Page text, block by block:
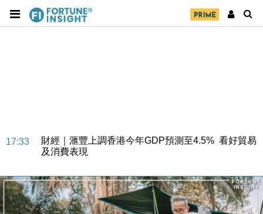
17:33
財經｜滙豐上調香港今年GDP預測至4.5% 看好貿易
及消費表現
損失近6900萬元
16:05
財經｜日經失守6.5萬點後回穩 全周仍升近2%